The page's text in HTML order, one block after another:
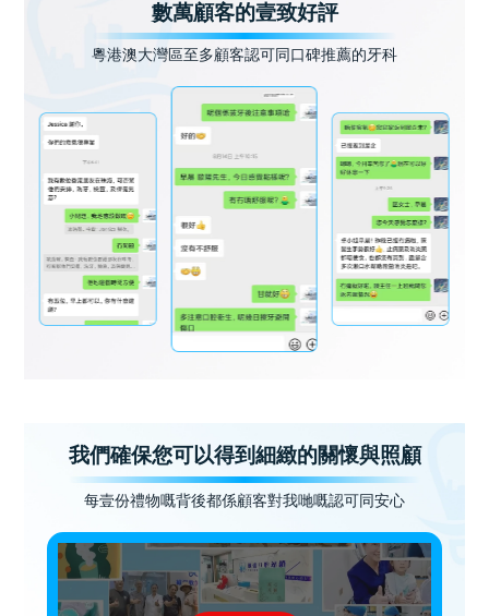
數萬顧客的壹致好評
粵港澳大灣區至多顧客認可同口碑推薦的牙科
我們確保您可以得到細緻的關懷與照顧
每壹份禮物嘅背後都係顧客對我哋嘅認可同安心